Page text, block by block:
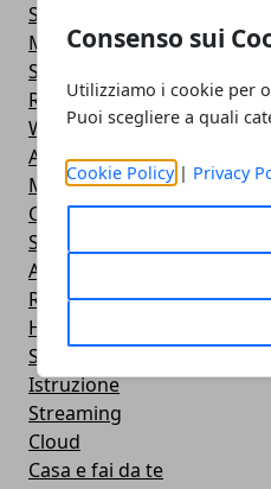
Consenso sui
Utilizziamo i cookie per
Puoi scegliere a quali
Cookie Policy| Privacy
Salute e Bellezza
Motori
Sport
Relazioni
Web e Social
Accessori
Mobile
Comprare online
Social Network
Applicazioni
Rete
Hardware
Sviluppo Web
Istruzione
Streaming
Cloud
Casa e fai da te